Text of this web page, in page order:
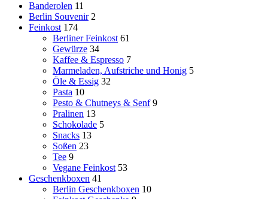
Banderolen 11
Berlin Souvenir 2
Feinkost 174
Berliner Feinkost 61
Gewürze 34
Kaffee & Espresso 7
Marmeladen, Aufstriche und Honig 5
Öle & Essig 32
Pasta 10
Pesto & Chutneys & Senf 9
Pralinen 13
Schokolade 5
Snacks 13
Soßen 23
Tee 9
Vegane Feinkost 53
Geschenkboxen 41
Berlin Geschenkboxen 10